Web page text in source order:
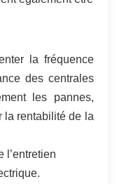
la fréquence
des centrales
les pannes,
la rentabilité de la
l’entretien